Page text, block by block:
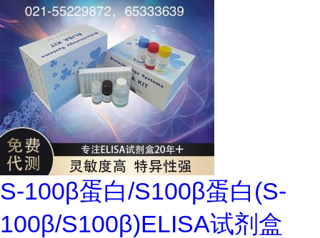
S-100β蛋白/S100β蛋白(S-
100β/S100β)ELISA试剂盒